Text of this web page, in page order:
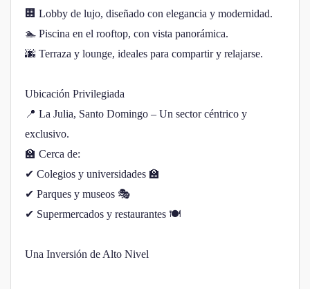
🏢 Lobby de lujo, diseñado con elegancia y modernidad.
🏊 Piscina en el rooftop, con vista panorámica.
🌆 Terraza y lounge, ideales para compartir y relajarse.
Ubicación Privilegiada
📍 La Julia, Santo Domingo – Un sector céntrico y
exclusivo.
🏫 Cerca de:
✔ Colegios y universidades 🏫
✔ Parques y museos 🎭
✔ Supermercados y restaurantes 🍽
Una Inversión de Alto Nivel